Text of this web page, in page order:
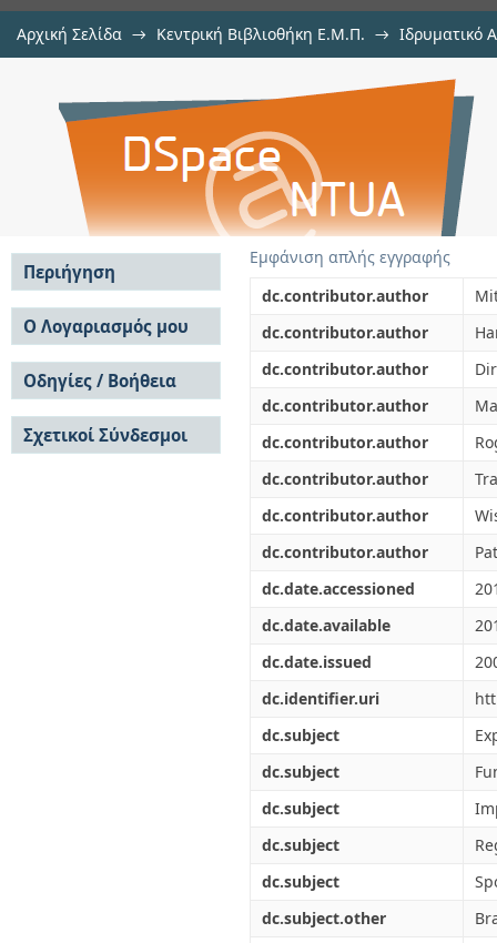
Αρχική Σελίδα → Κεντρική Βιβλιοθήκη Ε.Μ.Π. → Ιδρυματικό
Modeling of regional dynamic
areas using BOLD fMRI
Εμφάνιση απλής εγγραφής
dc.contributor.author
dc.contributor.author
dc.contributor.author
dc.contributor.author
dc.contributor.author
dc.contributor.author
dc.contributor.author
dc.contributor.author
dc.date.accessioned
dc.date.available
dc.date.issued
dc.identifier.uri
dc.subject
dc.subject
dc.subject
dc.subject
dc.subject
dc.subject.other
Περιήγηση
Σε όλο το DSpace
Κοινότητες & Συλλογές
Ανά Ημερομηνία
Έκδοσης
Συγγραφείς
Τίτλοι
Θέματα
Ο Λογαριασμός μου
Σύνδεση
Εγγραφή
Οδηγίες / Βοήθεια
Οδηγίες Υποβολής
Οδηγίες Χρήσης ΙΑ
Συχνές Ερωτήσεις
Σχετικοί Σύνδεσμοι